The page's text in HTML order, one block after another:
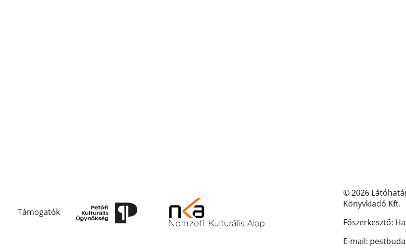
Támogatók
© 2026
Könyvkiadó Kft.
Főszerkesztő:
E-mail: